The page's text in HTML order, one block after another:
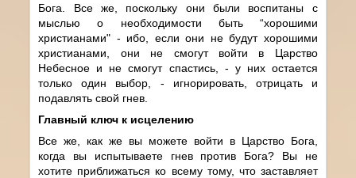
Бога. Все же, поскольку они были воспитаны с
мыслью о необходимости быть “хорошими
христианами" - ибо, если они не будут хорошими
христианами, они не смогут войти в Царство
Небесное и не смогут спастись, - у них остается
только один выбор, - игнорировать, отрицать и
подавлять свой гнев.
Главный ключ к исцелению
Все же, как же вы можете войти в Царство Бога,
когда вы испытываете гнев против Бога? Вы не
хотите приближаться ко всему тому, что заставляет